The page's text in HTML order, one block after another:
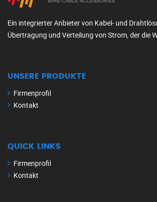
Ein integrierter Anbieter von Kabel- und
Übertragung und Verteilung von Strom, der die
UNSERE PRODUKTE
Firmenprofil
Kontakt
QUICK LINKS
Firmenprofil
Kontakt